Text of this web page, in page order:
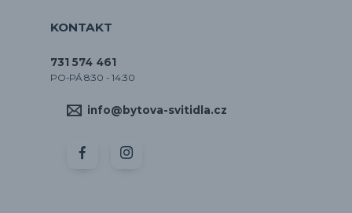
KONTAKT
731 574 461
PO-PÁ 8:30 - 14:30
info@bytova-svitidla.cz